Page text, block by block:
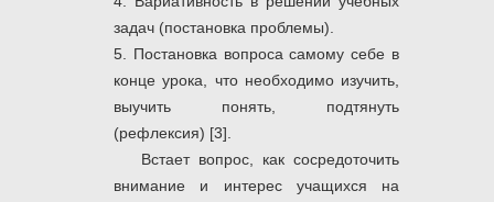
задач (постановка проблемы).
5. Постановка вопроса самому себе в
конце урока, что необходимо изучить,
выучить понять, подтянуть
(рефлексия) [3].
Встает вопрос, как сосредоточить
внимание и интерес учащихся на